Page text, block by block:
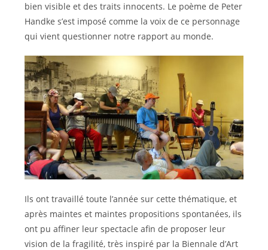
bien visible et des traits innocents. Le poème de Peter
Handke s’est imposé comme la voix de ce personnage
qui vient questionner notre rapport au monde.
Ils ont travaillé toute l’année sur cette thématique, et
après maintes et maintes propositions spontanées, ils
ont pu affiner leur spectacle afin de proposer leur
vision de la fragilité, très inspiré par la Biennale d’Art